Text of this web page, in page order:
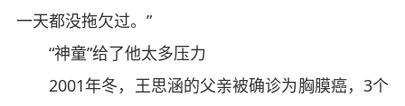
一天都没拖欠过。”
“神童”给了他太多压力
2001年冬，王思涵的父亲被确诊为胸膜癌，3个